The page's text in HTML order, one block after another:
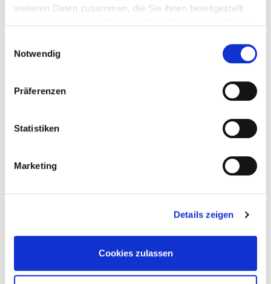
weiteren Daten zusammen, die Sie ihnen bereitgestellt
Notwendig
Präferenzen
Statistiken
Marketing
Details zeigen
Cookies zulassen
Q&A Special – ich beantworte eure Fragen